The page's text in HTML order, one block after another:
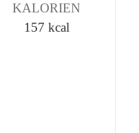
KALORIEN
157 kcal